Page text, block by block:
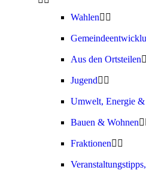
Wahlen
Aus den Ortsteilen
Jugend
Umwelt, Energie
Bauen & Wohnen
Fraktionen